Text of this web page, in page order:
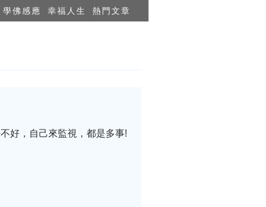
學佛感應 幸福人生 熱門文章
好，自己來監視，都是多事!